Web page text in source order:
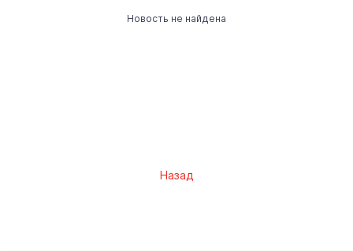
Новость не найдена
Назад